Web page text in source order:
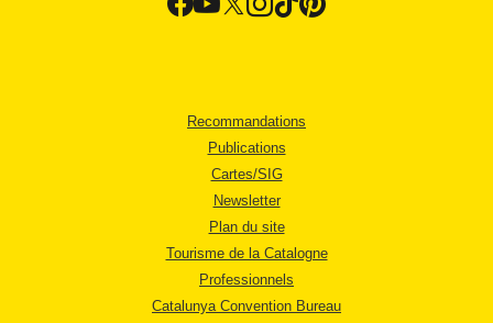
Recommandations
Publications
Cartes/SIG
Newsletter
Plan du site
Tourisme de la Catalogne
Professionnels
Catalunya Convention Bureau